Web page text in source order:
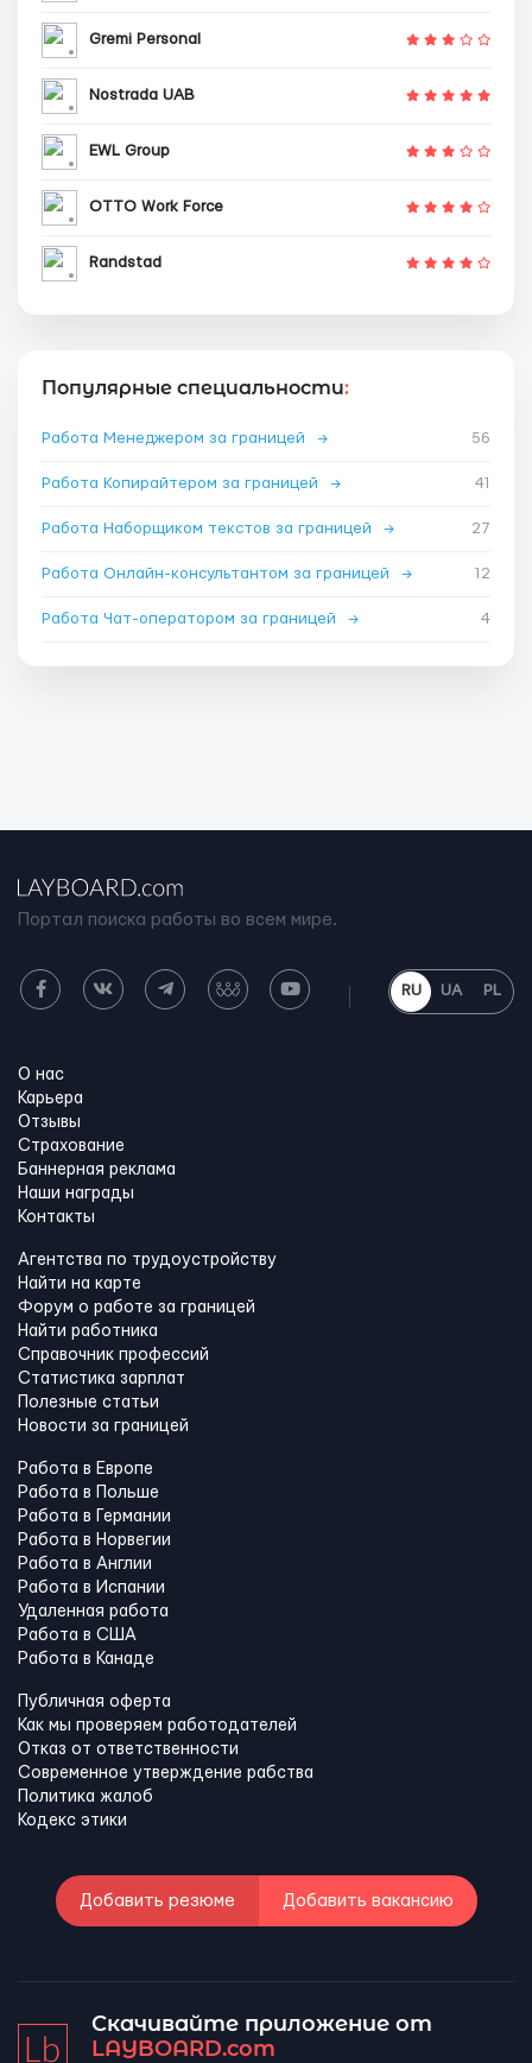
Gremi Personal
Nostrada UAB
EWL Group
OTTO Work Force
Randstad
Популярные специальности:
Работа Менеджером за границей → 56
Работа Копирайтером за границей → 41
Работа Наборщиком текстов за границей → 27
Работа Онлайн-консультантом за границей → 12
Работа Чат-оператором за границей → 4
Портал поиска работы во всем мире.
RU UA PL
О нас
Карьера
Отзывы
Страхование
Баннерная реклама
Наши награды
Контакты
Агентства по трудоустройству
Найти на карте
Форум о работе за границей
Найти работника
Справочник профессий
Статистика зарплат
Полезные статьи
Новости за границей
Работа в Европе
Работа в Польше
Работа в Германии
Работа в Норвегии
Работа в Англии
Работа в Испании
Удаленная работа
Работа в США
Работа в Канадe
Публичная оферта
Как мы проверяем работодателей
Отказ от ответственности
Современное утверждение рабства
Политика жалоб
Кодекс этики
Добавить резюме Добавить вакансию
Скачивайте приложение от
LAYBOARD.com